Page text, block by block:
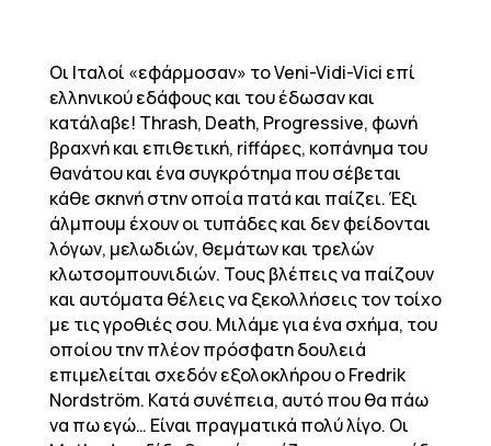
Οι Ιταλοί «εφάρμοσαν» το Veni-Vidi-Vici επί
ελληνικού εδάφους και του έδωσαν και
κατάλαβε! Thrash, Death, Progressive, φωνή
βραχνή και επιθετική, riffάρες, κοπάνημα του
θανάτου και ένα συγκρότημα που σέβεται
κάθε σκηνή στην οποία πατά και παίζει. Έξι
άλμπουμ έχουν οι τυπάδες και δεν φείδονται
λόγων, μελωδιών, θεμάτων και τρελών
κλωτσομπουνιδιών. Τους βλέπεις να παίζουν
και αυτόματα θέλεις να ξεκολλήσεις τον τοίχο
με τις γροθιές σου. Μιλάμε για ένα σχήμα, του
οποίου την πλέον πρόσφατη δουλειά
επιμελείται σχεδόν εξολοκλήρου ο Fredrik
Nordström. Κατά συνέπεια, αυτό που θα πάω
να πω εγώ… Είναι πραγματικά πολύ λίγο. Οι